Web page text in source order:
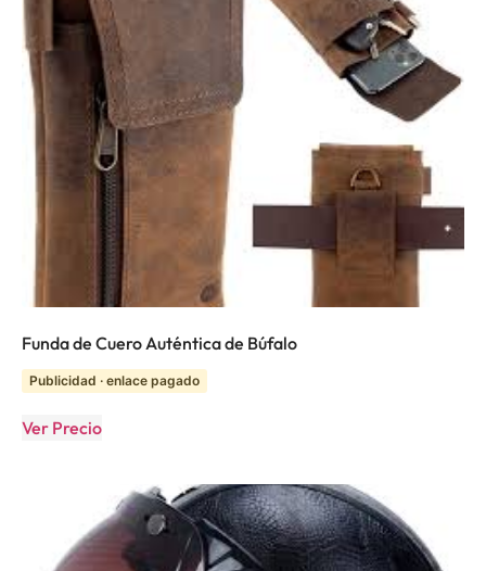
Funda de Cuero Auténtica de Búfalo
Publicidad · enlace pagado
Ver Precio